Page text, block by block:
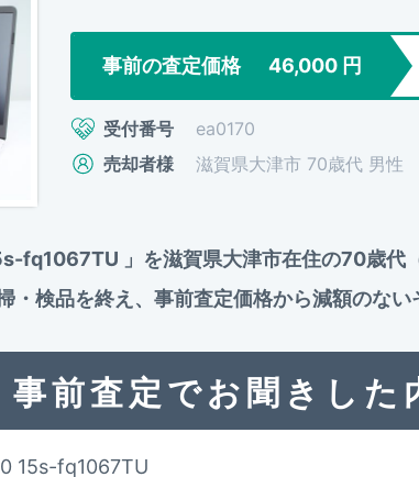
事前の査定価格 46,000円
受付番号
ea0170
売却者様
滋賀県大津市 70歳代 男性
fq1067TU 」を滋賀県大津市在住の70歳代
・検品を終え、事前査定価格から減額のない
事前査定でお聞きした
15s-fq1067TU